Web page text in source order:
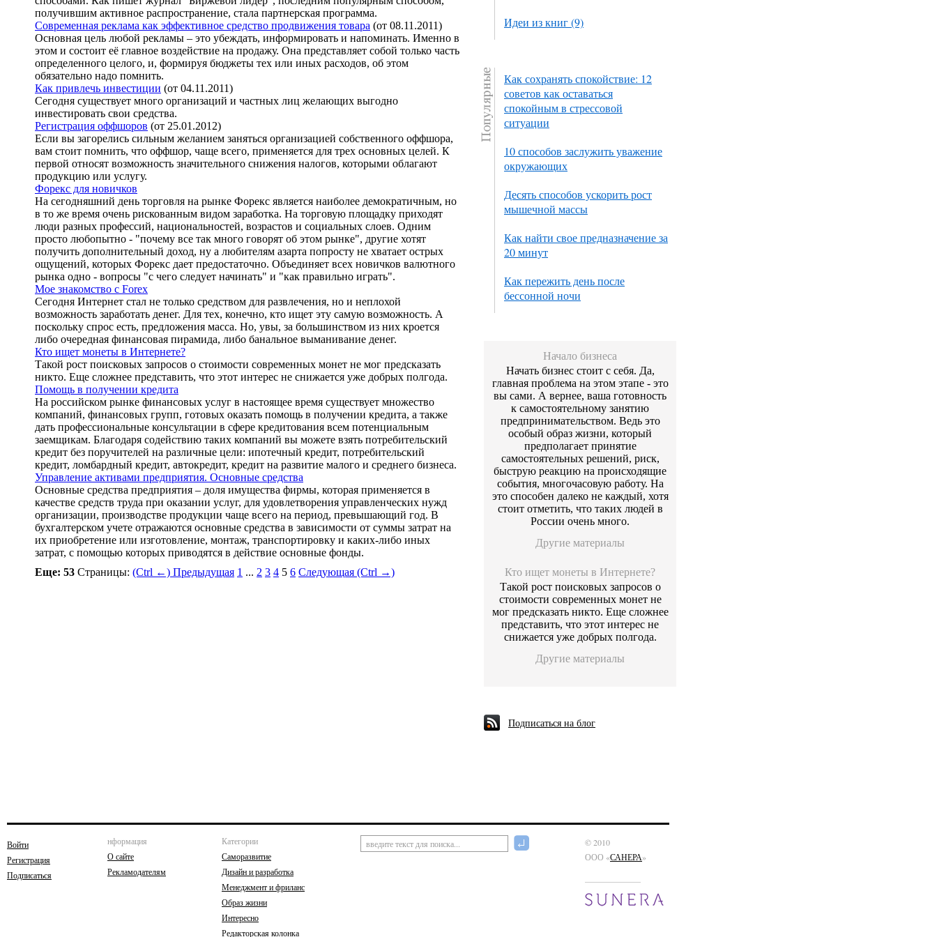
получившим активное распространение, стала партнерская программа.
Современная реклама как эффективное средство продвижения товара (от 08.11.2011)
Основная цель любой рекламы – это убеждать, информировать и напоминать. Именно в
этом и состоит её главное воздействие на продажу. Она представляет собой только часть
определенного целого, и, формируя бюджеты тех или иных расходов, об этом
обязательно надо помнить.
Как привлечь инвестиции (от 04.11.2011)
Сегодня существует много организаций и частных лиц желающих выгодно
инвестировать свои средства.
Регистрация оффшоров (от 25.01.2012)
Если вы загорелись сильным желанием заняться организацией собственного оффшора,
вам стоит помнить, что оффшор, чаще всего, применяется для трех основных целей. К
первой относят возможность значительного снижения налогов, которыми облагают
продукцию или услугу.
Форекс для новичков
На сегодняшний день торговля на рынке Форекс является наиболее демократичным, но
в то же время очень рискованным видом заработка. На торговую площадку приходят
люди разных профессий, национальностей, возрастов и социальных слоев. Одним
просто любопытно - "почему все так много говорят об этом рынке", другие хотят
получить дополнительный доход, ну а любителям азарта попросту не хватает острых
ощущений, которых Форекс дает предостаточно. Объединяет всех новичков валютного
рынка одно - вопросы "с чего следует начинать" и "как правильно играть".
Мое знакомство с Forex
Сегодня Интернет стал не только средством для развлечения, но и неплохой
возможность заработать денег. Для тех, конечно, кто ищет эту самую возможность. А
поскольку спрос есть, предложения масса. Но, увы, за большинством из них кроется
либо очередная финансовая пирамида, либо банальное выманивание денег.
Кто ищет монеты в Интернете?
Такой рост поисковых запросов о стоимости современных монет не мог предсказать
никто. Еще сложнее представить, что этот интерес не снижается уже добрых полгода.
Помощь в получении кредита
На российском рынке финансовых услуг в настоящее время существует множество
компаний, финансовых групп, готовых оказать помощь в получении кредита, а также
дать профессиональные консультации в сфере кредитования всем потенциальным
заемщикам. Благодаря содействию таких компаний вы можете взять потребительский
кредит без поручителей на различные цели: ипотечный кредит, потребительский
кредит, ломбардный кредит, автокредит, кредит на развитие малого и среднего бизнеса.
Управление активами предприятия. Основные средства
Основные средства предприятия – доля имущества фирмы, которая применяется в
качестве средств труда при оказании услуг, для удовлетворения управленческих нужд
организации, производстве продукции чаще всего на период, превышающий год. В
бухгалтерском учете отражаются основные средства в зависимости от суммы затрат на
их приобретение или изготовление, монтаж, транспортировку и каких-либо иных
затрат, с помощью которых приводятся в действие основные фонды.
Еще: 53 Страницы: (Ctrl ←) Предыдущая 1 ... 2 3 4 5 6 Следующая (Ctrl →)
Идеи из книг (9)
Как сохранять спокойствие: 12
советов как оставаться
спокойным в стрессовой
ситуации
10 способов заслужить уважение
окружающих
Десять способов ускорить рост
мышечной массы
Как найти свое предназначение за
20 минут
Как пережить день после
бессонной ночи
Начало бизнеса
Начать бизнес стоит с себя. Да,
главная проблема на этом этапе - это
вы сами. А вернее, ваша готовность
к самостоятельному занятию
предпринимательством. Ведь это
особый образ жизни, который
предполагает принятие
самостоятельных решений, риск,
быструю реакцию на происходящие
события, многочасовую работу. На
это способен далеко не каждый, хотя
стоит отметить, что таких людей в
России очень много.
Другие материалы
Кто ищет монеты в Интернете?
Такой рост поисковых запросов о
стоимости современных монет не
мог предсказать никто. Еще сложнее
представить, что этот интерес не
снижается уже добрых полгода.
Другие материалы
Подписаться на блог
Войти
Регистрация
Подписаться
нформация
О сайте
Рекламодателям
Категории
Саморазвитие
Дизайн и разработка
Менеджмент и фриланс
Образ жизни
Интересно
Редакторская колонка
© 2010
ООО «САНЕРА»